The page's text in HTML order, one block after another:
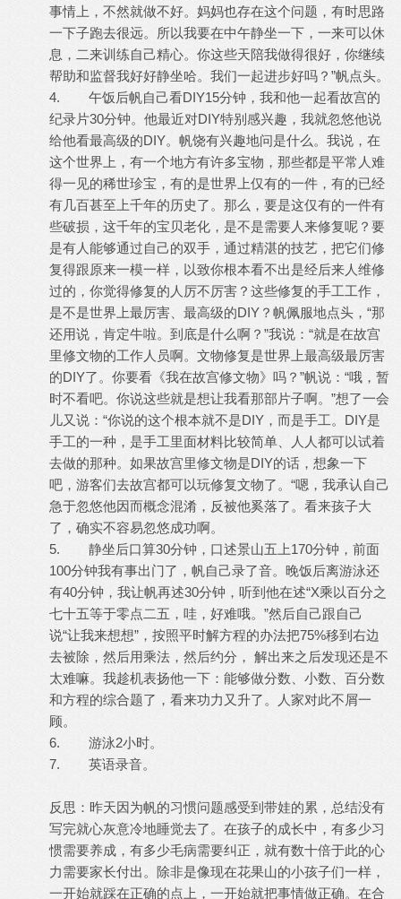
事情上，不然就做不好。妈妈也存在这个问题，有时思路
一下子跑去很远。所以我要在中午静坐一下，一来可以休
息，二来训练自己精心。你这些天陪我做得很好，你继续
帮助和监督我好好静坐哈。我们一起进步好吗？”帆点头。
4. 午饭后帆自己看DIY15分钟，我和他一起看故宫的
纪录片30分钟。他最近对DIY特别感兴趣，我就忽悠他说
给他看最高级的DIY。帆饶有兴趣地问是什么。我说，在
这个世界上，有一个地方有许多宝物，那些都是平常人难
得一见的稀世珍宝，有的是世界上仅有的一件，有的已经
有几百甚至上千年的历史了。那么，要是这仅有的一件有
些破损，这千年的宝贝老化，是不是需要人来修复呢？要
是有人能够通过自己的双手，通过精湛的技艺，把它们修
复得跟原来一模一样，以致你根本看不出是经后来人维修
过的，你觉得修复的人厉不厉害？这些修复的手工工作，
是不是世界上最厉害、最高级的DIY？帆佩服地点头，“那
还用说，肯定牛啦。到底是什么啊？”我说：“就是在故宫
里修文物的工作人员啊。文物修复是世界上最高级最厉害
的DIY了。你要看《我在故宫修文物》吗？”帆说：“哦，暂
时不看吧。你说这些就是想让我看那部片子啊。”想了一会
儿又说：“你说的这个根本就不是DIY，而是手工。DIY是
手工的一种，是手工里面材料比较简单、人人都可以试着
去做的那种。如果故宫里修文物是DIY的话，想象一下
吧，游客们去故宫都可以玩修复文物了。“嗯，我承认自己
急于忽悠他因而概念混淆，反被他奚落了。看来孩子大
了，确实不容易忽悠成功啊。
5. 静坐后口算30分钟，口述景山五上170分钟，前面
100分钟我有事出门了，帆自己录了音。晚饭后离游泳还
有40分钟，我让帆再述30分钟，听到他在述“X乘以百分之
七十五等于零点二五，哇，好难哦。”然后自己跟自己
说“让我来想想”，按照平时解方程的办法把75%移到右边
去被除，然后用乘法，然后约分， 解出来之后发现还是不
太难嘛。我趁机表扬他一下：能够做分数、小数、百分数
和方程的综合题了，看来功力又升了。人家对此不屑一
顾。
6. 游泳2小时。
7. 英语录音。
反思：昨天因为帆的习惯问题感受到带娃的累，总结没有
写完就心灰意冷地睡觉去了。在孩子的成长中，有多少习
惯需要养成，有多少毛病需要纠正，就有数十倍于此的心
力需要家长付出。除非是像现在花果山的小孩子们一样，
一开始就踩在正确的点上，一开始就把事情做正确。在合